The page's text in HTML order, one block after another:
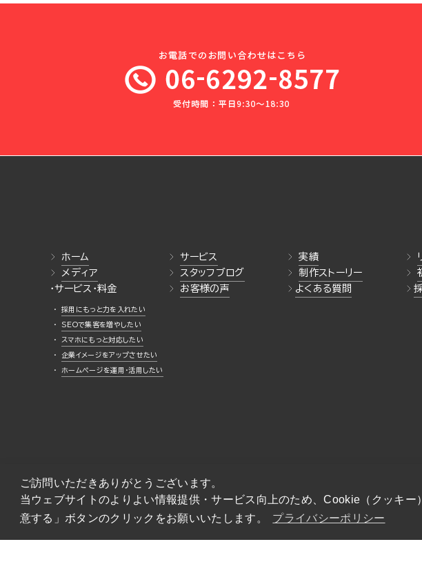
ご訪問いただきありがとうございます。
当ウェブサイトのよりよい情報提供・サービス向上のため、Cookie（クッキ
意する」ボタンのクリックをお願いいたします。
プライバシーポリシー
ホーム サービス 実績
メディア
スタッフブログ 制作ストーリー
・サービス・料金
採用にもっと力を入れたい
SEOで集客を増やしたい
スマホにもっと対応したい
企業イメージをアップさせたい
ホームページを運用・活用したい
お客様の声 よくある質問